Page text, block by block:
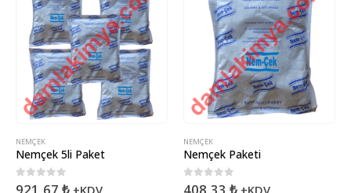
NEMÇEK
Nemçek 5li Paket
0 5 üzerinden
NEMÇEK
Nemçek Paketi
0 5 üzerinden